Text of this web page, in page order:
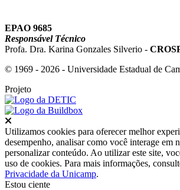
EPAO 9685
Responsável Técnico
Profa. Dra. Karina Gonzales Silverio -
© 1969 - 2026 - Universidade Estadual de
Projeto
Utilizamos cookies para oferecer melhor
desempenho, analisar como você interage em
personalizar conteúdo. Ao utilizar este site,
uso de cookies. Para mais informações,
Privacidade da Unicamp.
Estou ciente